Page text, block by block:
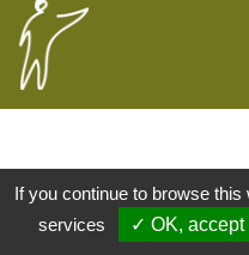
If you continue to browse
services
✓ OK, accept